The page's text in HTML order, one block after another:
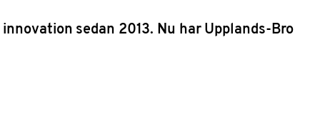
sedan 2013. Nu har Upplands-Bro